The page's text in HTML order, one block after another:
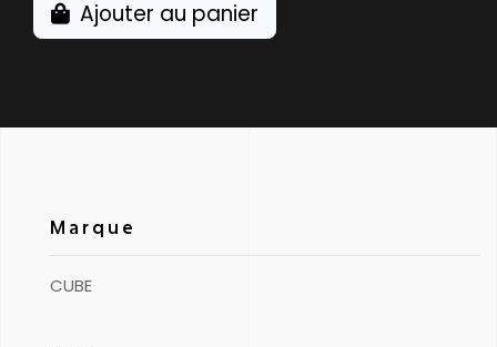
Ajouter au panier
Marque
CUBE